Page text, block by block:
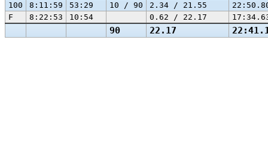
90 22.17
100
8:11:59 53:29 10 / 90 2.34 / 21.55
F
8:22:53 10:54 0.62 / 22.17